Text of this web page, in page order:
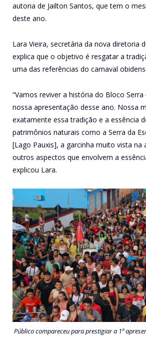
autoria de Jailton Santos, que tem o
deste ano.
Lara Vieira, secretária da nova diretoria
explica que o objetivo é resgatar a
uma das referências do carnaval
“Vamos reviver a história do Bloco Serra
nossa apresentação desse ano. Nossa
exatamente essa tradição e a essência
patrimônios naturais como a Serra da
[Lago Pauxis], a garcinha muito vista na
outros aspectos que envolvem a
explicou Lara.
Público compareceu para prestigiar a 1ª